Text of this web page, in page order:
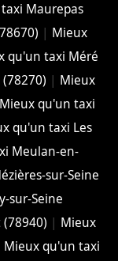
Maurepas
| Mieux
qu'un taxi Méré
| Mieux
Mieux qu'un taxi
qu'un taxi Les
Meulan-en-
sur-Seine
sur-Seine
| Mieux
Mieux qu'un taxi